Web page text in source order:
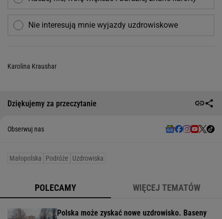
Nie interesują mnie wyjazdy uzdrowiskowe
Karolina Kraushar
Dziękujemy za przeczytanie
Obserwuj nas
Małopolska Podróże Uzdrowiska
POLECAMY WIĘCEJ TEMATÓW
Polska może zyskać nowe uzdrowisko. Baseny